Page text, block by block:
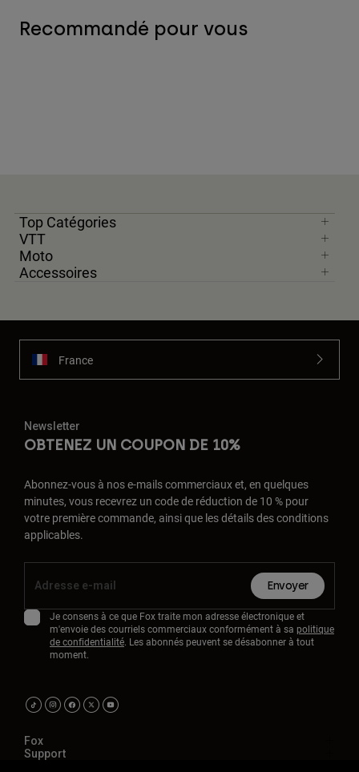
Recommandé pour vous
Top Catégories
VTT
Moto
Accessoires
France
Newsletter
OBTENEZ UN COUPON DE 10%
Abonnez-vous à nos e-mails commerciaux et, en quelques
minutes, vous recevrez un code de réduction de 10 % pour
votre première commande, ainsi que les détails des conditions
applicables.
Envoyer
Je consens à ce que Fox traite mon adresse électronique et
m'envoie des courriels commerciaux conformément à sa politique
de confidentialité. Les abonnés peuvent se désabonner à tout
moment.
Fox
Support